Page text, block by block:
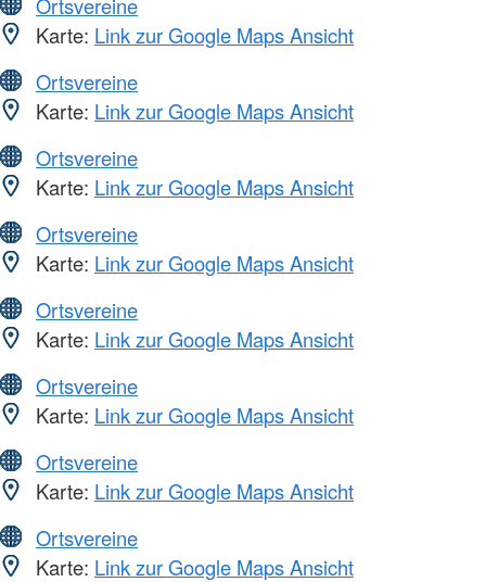
Karte: Link zur Google Maps Ansicht
Ortsvereine
Karte: Link zur Google Maps Ansicht
Ortsvereine
Karte: Link zur Google Maps Ansicht
Ortsvereine
Karte: Link zur Google Maps Ansicht
Ortsvereine
Karte: Link zur Google Maps Ansicht
Ortsvereine
Karte: Link zur Google Maps Ansicht
Ortsvereine
Karte: Link zur Google Maps Ansicht
Ortsvereine
Karte: Link zur Google Maps Ansicht